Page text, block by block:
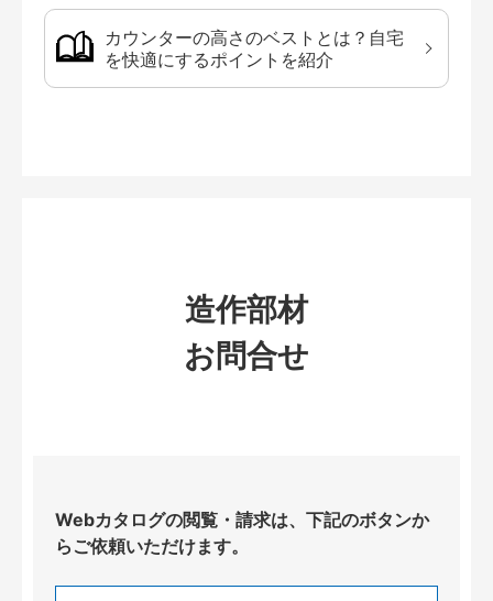
カウンターの高さのベストとは？自宅
を快適にするポイントを紹介
造作部材
お問合せ
Webカタログの閲覧・請求は、下記のボタンか
らご依頼いただけます。